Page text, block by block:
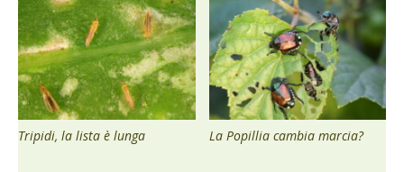
Tripidi, la lista è lunga La Popillia cambia marcia?